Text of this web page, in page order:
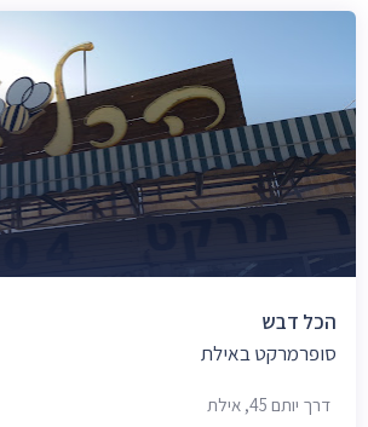
הכל דבש
סופרמרקט באילת
דרך יותם 45, אילת